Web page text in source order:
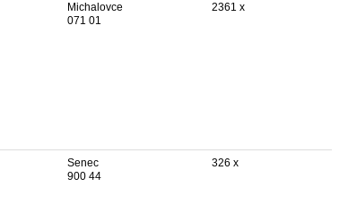
Michalovce
071 01
2361 x
Senec
900 44
326 x